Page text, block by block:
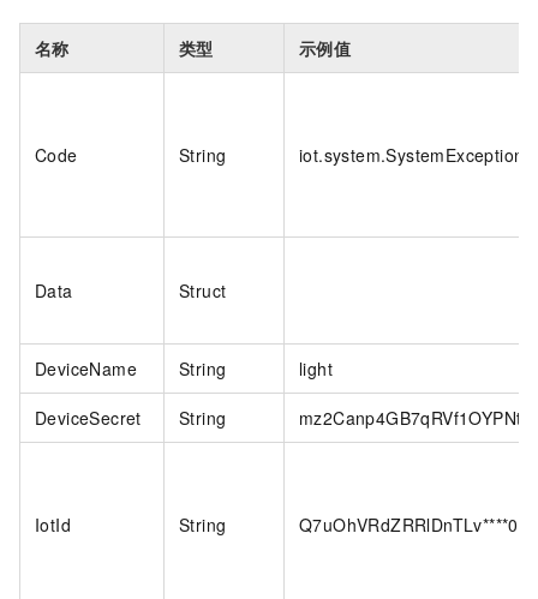
名称 类型 示例值
Code String iot.system.SystemException
Data Struct
DeviceName String light
DeviceSecret String
IotId String